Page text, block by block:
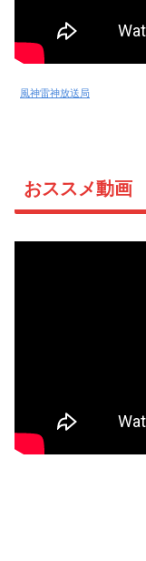
風神雷神放送局
おススメ動画